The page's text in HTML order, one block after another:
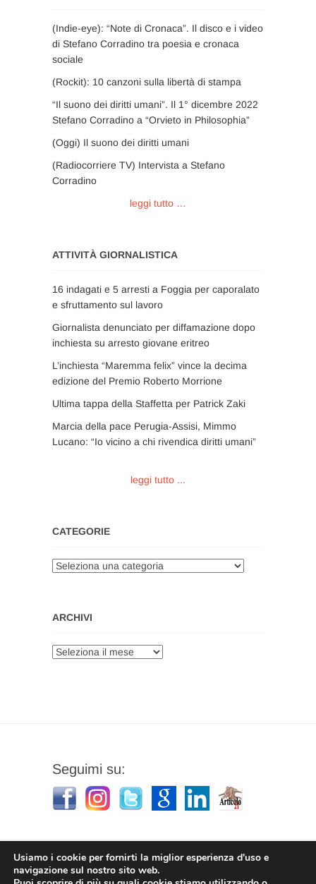
(Indie-eye): “Note di Cronaca”. Il disco e i video
di Stefano Corradino tra poesia e cronaca
sociale
(Rockit): 10 canzoni sulla libertà di stampa
“Il suono dei diritti umani”. Il 1° dicembre 2022
Stefano Corradino a “Orvieto in Philosophia”
(Oggi) Il suono dei diritti umani
(Radiocorriere TV) Intervista a Stefano
Corradino
leggi tutto …
ATTIVITÀ GIORNALISTICA
16 indagati e 5 arresti a Foggia per caporalato
e sfruttamento sul lavoro
Giornalista denunciato per diffamazione dopo
inchiesta su arresto giovane eritreo
L’inchiesta “Maremma felix” vince la decima
edizione del Premio Roberto Morrione
Ultima tappa della Staffetta per Patrick Zaki
Marcia della pace Perugia-Assisi, Mimmo
Lucano: “Io vicino a chi rivendica diritti umani”
leggi tutto ...
CATEGORIE
Categorie
ARCHIVI
Archivi
Seguimi su:
Usiamo i cookie per fornirti la miglior esperienza d'uso e
navigazione sul nostro sito web.